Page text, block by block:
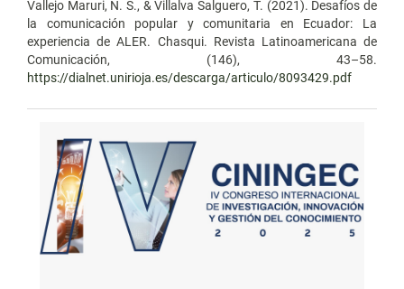
Vallejo Maruri, N. S., & Villalva Salguero, T. (2021). Desafíos de
la comunicación popular y comunitaria en Ecuador: La
experiencia de ALER. Chasqui. Revista Latinoamericana de
Comunicación, (146), 43–58.
https://dialnet.unirioja.es/descarga/articulo/8093429.pdf